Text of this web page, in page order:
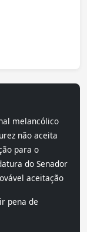
melancólico
não aceita
para o
do Senador
aceitação
pena de